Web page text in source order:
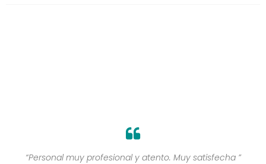
“Personal muy profesional y atento. Muy satisfecha ”